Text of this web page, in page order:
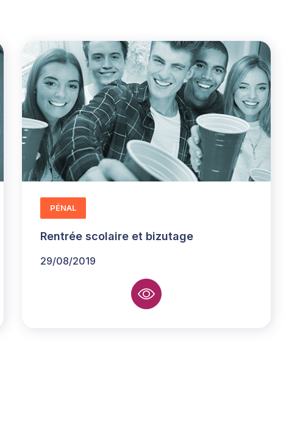
Rentrée scolaire et bizutage
29/08/2019
PÉNAL